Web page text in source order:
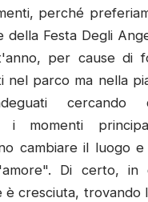
perché
della Festa Degli
per cause di
nel parco ma nella
cercando
i momenti
cambiare il luogo e
Di certo, in
è cresciuta, trovando